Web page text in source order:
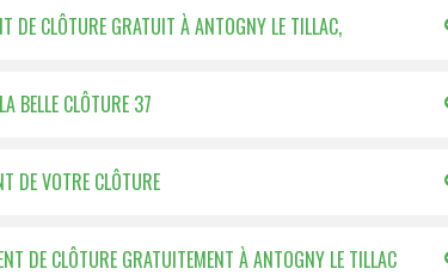
DE CLÔTURE GRATUIT À ANTOGNY LE TILLAC,
BELLE CLÔTURE 37
DE VOTRE CLÔTURE
DE CLÔTURE GRATUITEMENT À ANTOGNY LE TILLAC